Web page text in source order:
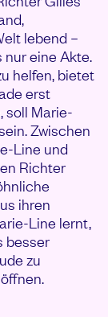
lebend –
eine Akte.
helfen, bietet
erst
soll Marie-
Zwischen
Line und
Richter
ihren
Line lernt,
besser
zu